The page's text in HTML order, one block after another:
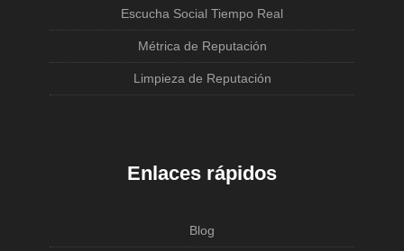
Escucha Social Tiempo Real
Métrica de Reputación
Limpieza de Reputación
Enlaces rápidos
Blog